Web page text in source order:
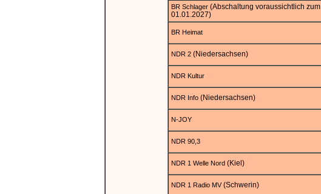
BR Schlager (Abschaltung voraussichtlich zum
01.01.2027)
BR Heimat
NDR 2 (Niedersachsen)
NDR Kultur
NDR Info (Niedersachsen)
N-JOY
NDR 90,3
NDR 1 Welle Nord (Kiel)
NDR 1 Radio MV(Schwerin)